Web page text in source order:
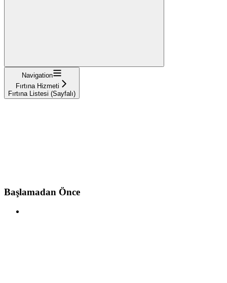
Navigation
Fırtına Hizmeti
Fırtına Listesi (Sayfalı)
Başlamadan Önce